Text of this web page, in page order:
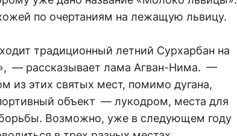
по очертаниям на лежащую львицу.
традиционный летний Сурхарбан на
— рассказывает лама Агван-Нима. —
из этих святых мест, помимо дугана,
объект — лукодром, места для
Возможно, уже в следующем году